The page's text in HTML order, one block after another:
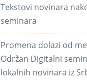
Tekstovi novinara
seminara
Promena dolazi od
Održan Digitalni
lokalnih novinara iz